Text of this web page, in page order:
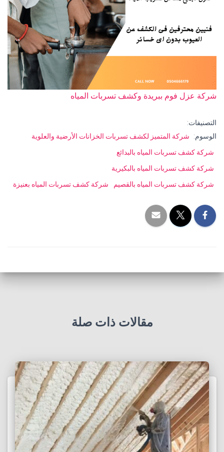
شركة عزل فوم ببريدة وكشف تسربات المياه
التصنيفات:
الوسوم:
شركة المتميز لكشف تسربات الخزانات الأرضية والعلوية
شركة كشف تسربات المياه بالبدائع
شركة كشف تسربات المياه بالبكيرية
شركة كشف تسربات المياه بالقصيم
شركة كشف تسربات المياه بعنيزة
مقالات ذات صلة